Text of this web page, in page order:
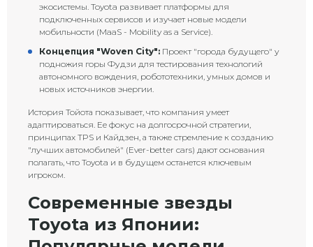
экосистемы. Toyota развивает платформы для
подключенных сервисов и изучает новые модели
мобильности (MaaS - Mobility as a Service).
Концепция "Woven City": Проект "города будущего" у
подножия горы Фудзи для тестирования технологий
автономного вождения, робототехники, умных домов и
новых источников энергии.
История Тойота показывает, что компания умеет
адаптироваться. Ее фокус на долгосрочной стратегии,
принципах TPS и Кайдзен, а также стремление к созданию
"лучших автомобилей" (Ever-better cars) дают основания
полагать, что Toyota и в будущем останется ключевым
игроком.
Современные звезды
Toyota из Японии: